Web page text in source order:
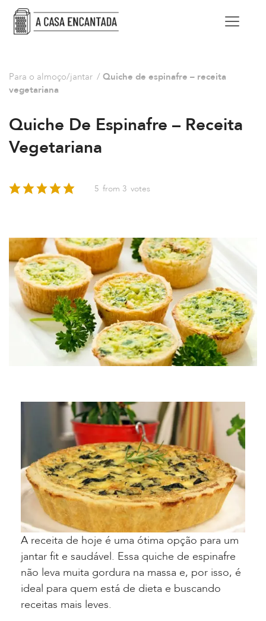
Para o almoço/jantar / Quiche de espinafre – receita
vegetariana
Quiche De Espinafre – Receita
Vegetariana
5 from 3 votes
A receita de hoje é uma ótima opção para um
jantar fit e saudável. Essa quiche de espinafre
não leva muita gordura na massa e, por isso, é
ideal para quem está de dieta e buscando
receitas mais leves.